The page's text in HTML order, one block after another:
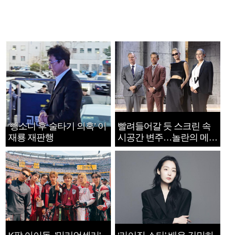
‘뺑소니 후 술타기 의혹’ 이
재룡 재판행
빨려들어갈 듯 스크린 속
시공간 변주…놀란의 메시
지는 ‘전쟁 속죄’